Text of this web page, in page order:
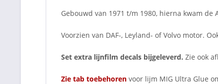
Gebouwd van 1971 t/m 1980, hierna kwam
Voorzien van DAF-, Leyland- of Volvo motor.
Set extra lijnfilm decals bijgeleverd. Zie ook
Zie tab toebehoren voor lijm MIG Ultra Glue